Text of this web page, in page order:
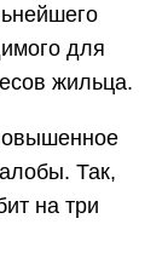
для
жильца.
Так,
на три